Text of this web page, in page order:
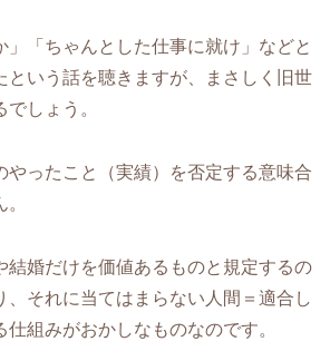
」「ちゃんとした仕事に就け」などと
という話を聴きますが、まさしく旧世
しょう。
やったこと（実績）を否定する意味合
結婚だけを価値あるものと規定するの
、それに当てはまらない人間＝適合し
組みがおかしなものなのです。